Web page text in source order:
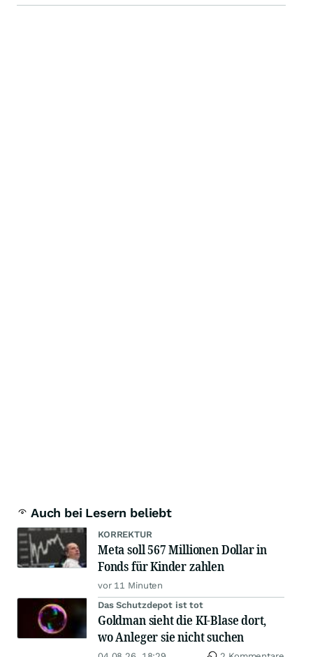
Auch bei Lesern beliebt
KORREKTUR
Meta soll 567 Millionen Dollar in
Fonds für Kinder zahlen
vor 11 Minuten
Das Schutzdepot ist tot
Goldman sieht die KI-Blase dort,
wo Anleger sie nicht suchen